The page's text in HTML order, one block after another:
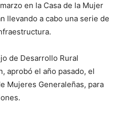
en la Casa de la Mujer
llevando a cabo una serie de
de Desarrollo Rural
aprobó el año pasado, el
Mujeres Generaleñas, para